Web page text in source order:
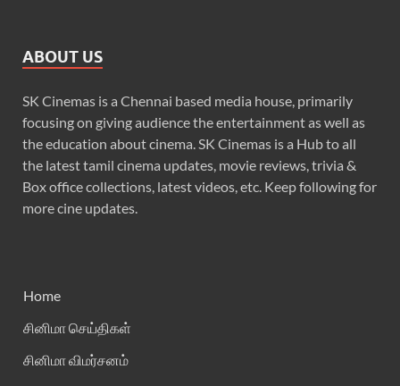
ABOUT US
SK Cinemas is a Chennai based media house, primarily
focusing on giving audience the entertainment as well as
the education about cinema. SK Cinemas is a Hub to all
the latest tamil cinema updates, movie reviews, trivia &
Box office collections, latest videos, etc. Keep following for
more cine updates.
Home
சினிமா செய்திகள்
சினிமா விமர்சனம்